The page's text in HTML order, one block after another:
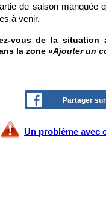
de saison manquée
à venir.
vous de la situation
la zone «Ajouter un
Partager
Un problème avec